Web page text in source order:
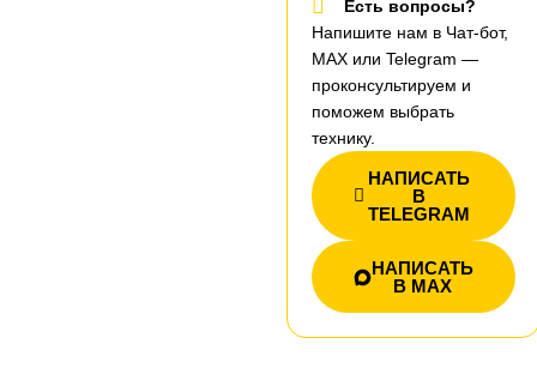
Есть вопросы?
Напишите нам в Чат-бот,
MAX или Telegram —
проконсультируем и
поможем выбрать
технику.
НАПИСАТЬ
В
TELEGRAM
НАПИСАТЬ
В MAX